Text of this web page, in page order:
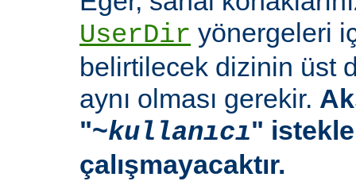
UserDir yönergeleri
belirtilecek dizinin üst
aynı olması gerekir.
"~kullanıcı"
çalışmayacaktır.